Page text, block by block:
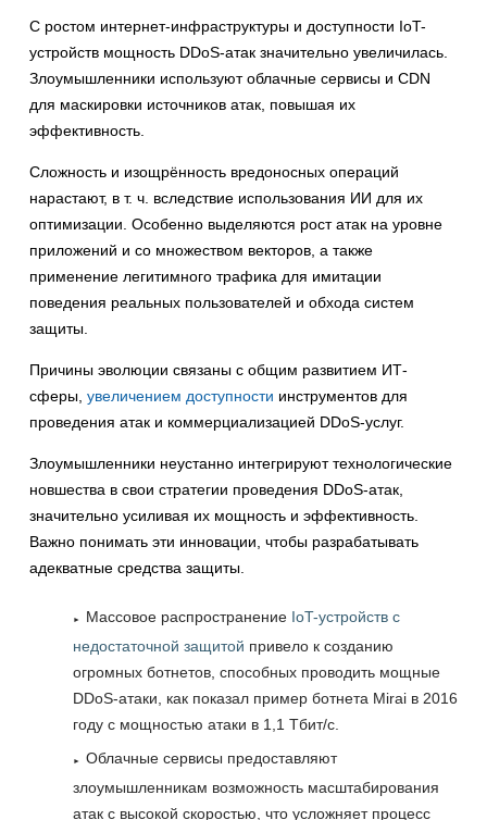
С ростом интернет-инфраструктуры и доступности IoT-
устройств мощность DDoS-атак значительно увеличилась.
Злоумышленники используют облачные сервисы и CDN
для маскировки источников атак, повышая их
эффективность.
Сложность и изощрённость вредоносных операций
нарастают, в т. ч. вследствие использования ИИ для их
оптимизации. Особенно выделяются рост атак на уровне
приложений и со множеством векторов, а также
применение легитимного трафика для имитации
поведения реальных пользователей и обхода систем
защиты.
Причины эволюции связаны с общим развитием ИТ-
сферы, увеличением доступности инструментов для
проведения атак и коммерциализацией DDoS-услуг.
Злоумышленники неустанно интегрируют технологические
новшества в свои стратегии проведения DDoS-атак,
значительно усиливая их мощность и эффективность.
Важно понимать эти инновации, чтобы разрабатывать
адекватные средства защиты.
Массовое распространение IoT-устройств с
недостаточной защитой привело к созданию
огромных ботнетов, способных проводить мощные
DDoS-атаки, как показал пример ботнета Mirai в 2016
году с мощностью атаки в 1,1 Тбит/с.
Облачные сервисы предоставляют
злоумышленникам возможность масштабирования
атак с высокой скоростью, что усложняет процесс